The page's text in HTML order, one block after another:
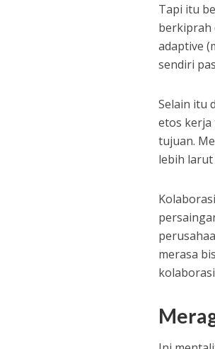
Tapi itu
berkiprah
adaptive
sendiri
Selain itu
etos kerja
tujuan.
lebih larut
merasa